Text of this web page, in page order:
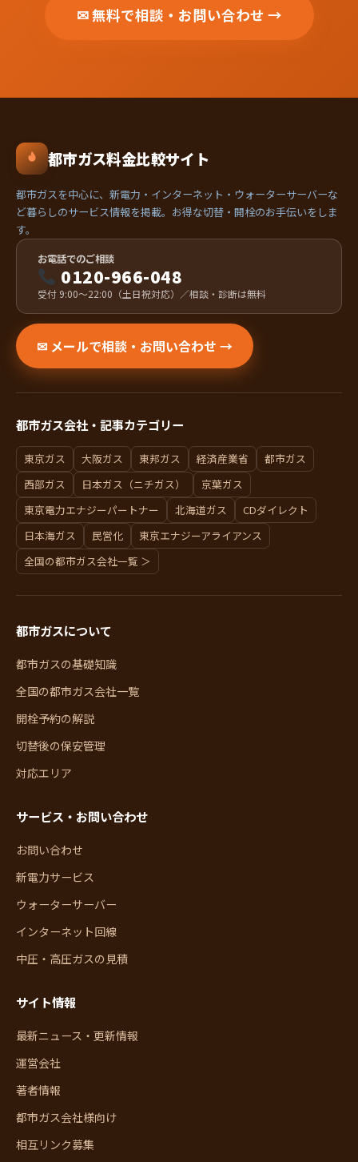
✉ 無料で相談・お問い合わせ →
都市ガス料金比較サイト
都市ガスを中心に、新電力・インターネット・ウォーターサーバーな
ど暮らしのサービス情報を掲載。お得な切替・開栓のお手伝いをしま
す。
お電話でのご相談
0120-966-048
受付 9:00〜22:00（土日祝対応）／相談・診断は無料
✉ メールで相談・お問い合わせ →
都市ガス会社・記事カテゴリー
東京ガス 大阪ガス 東邦ガス 経済産業省
都市ガス
西部ガス
日本ガス（ニチガス）
京葉ガス
東京電力エナジーパートナー
北海道ガス
CDダイレクト
日本海ガス
民営化
東京エナジーアライアンス
全国の都市ガス会社一覧 ＞
都市ガスについて
都市ガスの基礎知識
全国の都市ガス会社一覧
開栓予約の解説
切替後の保安管理
対応エリア
サービス・お問い合わせ
お問い合わせ
新電力サービス
ウォーターサーバー
インターネット回線
中圧・高圧ガスの見積
サイト情報
最新ニュース・更新情報
運営会社
著者情報
都市ガス会社様向け
相互リンク募集